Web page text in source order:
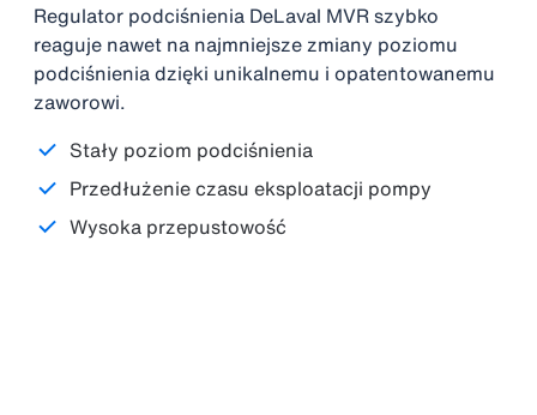
Regulator podciśnienia DeLaval MVR szybko
reaguje nawet na najmniejsze zmiany poziomu
podciśnienia dzięki unikalnemu i opatentowanemu
zaworowi.
Stały poziom podciśnienia
Przedłużenie czasu eksploatacji pompy
Wysoka przepustowość